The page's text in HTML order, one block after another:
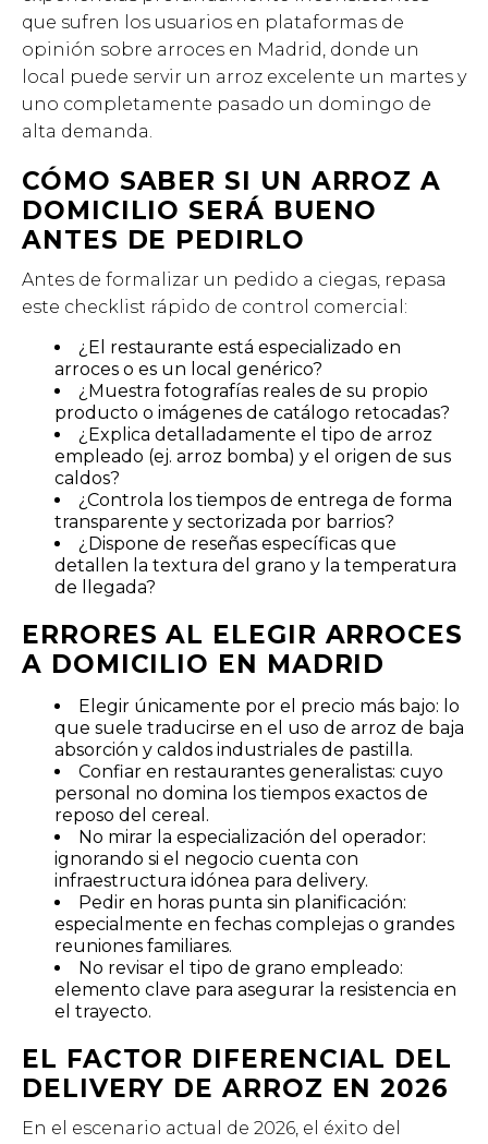
que sufren los usuarios en plataformas de
opinión sobre arroces en Madrid, donde un
local puede servir un arroz excelente un martes y
uno completamente pasado un domingo de
alta demanda.
CÓMO SABER SI UN ARROZ A
DOMICILIO SERÁ BUENO
ANTES DE PEDIRLO
Antes de formalizar un pedido a ciegas, repasa
este checklist rápido de control comercial:
¿El restaurante está especializado en
arroces o es un local genérico?
¿Muestra fotografías reales de su propio
producto o imágenes de catálogo retocadas?
¿Explica detalladamente el tipo de arroz
empleado (ej. arroz bomba) y el origen de sus
caldos?
¿Controla los tiempos de entrega de forma
transparente y sectorizada por barrios?
¿Dispone de reseñas específicas que
detallen la textura del grano y la temperatura
de llegada?
ERRORES AL ELEGIR ARROCES
A DOMICILIO EN MADRID
Elegir únicamente por el precio más bajo: lo
que suele traducirse en el uso de arroz de baja
absorción y caldos industriales de pastilla.
Confiar en restaurantes generalistas: cuyo
personal no domina los tiempos exactos de
reposo del cereal.
No mirar la especialización del operador:
ignorando si el negocio cuenta con
infraestructura idónea para delivery.
Pedir en horas punta sin planificación:
especialmente en fechas complejas o grandes
reuniones familiares.
No revisar el tipo de grano empleado:
elemento clave para asegurar la resistencia en
el trayecto.
EL FACTOR DIFERENCIAL DEL
DELIVERY DE ARROZ EN 2026
En el escenario actual de 2026, el éxito del